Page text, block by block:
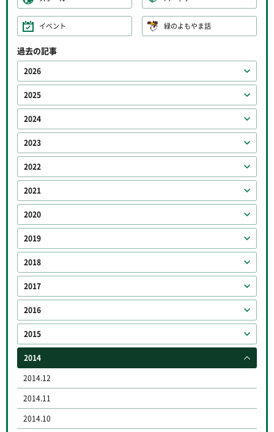
イベント 緑のよもやま話
過去の記事
2026
2025
2024
2023
2022
2021
2020
2019
2018
2017
2016
2015
2014
2014.12
2014.11
2014.10